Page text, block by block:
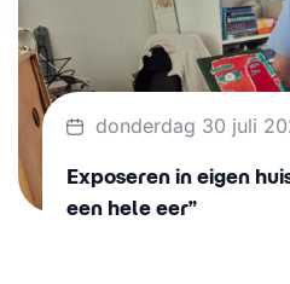
donderdag 30 juli
Exposeren in eigen
een hele eer”